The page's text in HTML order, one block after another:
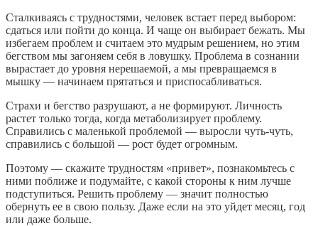
Сталкиваясь с трудностями, человек встает перед выбором:
сдаться или пойти до конца. И чаще он выбирает бежать. Мы
избегаем проблем и считаем это мудрым решением, но этим
бегством мы загоняем себя в ловушку. Проблема в сознании
вырастает до уровня нерешаемой, а мы превращаемся в
мышку — начинаем прятаться и приспосабливаться.
Страхи и бегство разрушают, а не формируют. Личность
растет только тогда, когда метаболизирует проблему.
Справились с маленькой проблемой — выросли чуть-чуть,
справились с большой — рост будет огромным.
Поэтому — скажите трудностям «привет», познакомьтесь с
ними поближе и подумайте, с какой стороны к ним лучше
подступиться. Решить проблему — значит полностью
обернуть ее в свою пользу. Даже если на это уйдет месяц, год
или даже больше.